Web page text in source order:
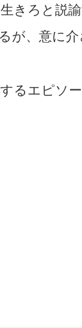
きろと説
が、意に介
るエピソー